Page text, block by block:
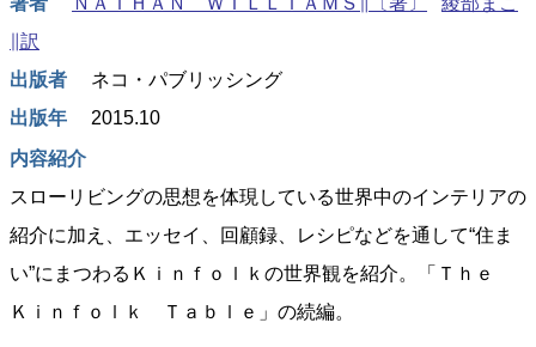
∥訳
出版者
ネコ・パブリッシング
出版年
2015.10
内容紹介
スローリビングの思想を体現している世界中のインテリアの
紹介に加え、エッセイ、回顧録、レシピなどを通して“住ま
い”にまつわるＫｉｎｆｏｌｋの世界観を紹介。「Ｔｈｅ
Ｋｉｎｆｏｌｋ Ｔａｂｌｅ」の続編。